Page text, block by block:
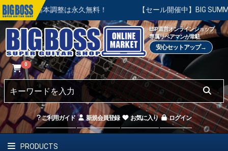
の基本調整は永久無料！ 【セール開催中】BIG SUMMER
ESP直営オンラインショップ
専属リペアマンが常駐
安心セットアップ→
0
ご利用ガイド 新規会員登録 お気に入り ログイン
PRODUCTS